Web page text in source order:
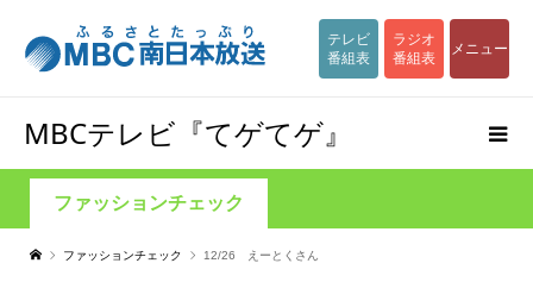
テレビ
番組表
ラジオ
番組表
メニュー
MBCテレビ『てゲてゲ』
ファッションチェック
ファッションチェック 12/26 えーとくさん